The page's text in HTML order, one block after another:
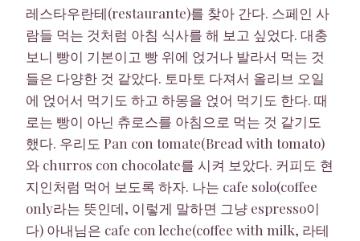
레스타우란테(restaurante)를 찾아 간다. 스페인 사
람들 먹는 것처럼 아침 식사를 해 보고 싶었다. 대충
보니 빵이 기본이고 빵 위에 얹거나 발라서 먹는 것
들은 다양한 것 같았다. 토마토 다져서 올리브 오일
에 얹어서 먹기도 하고 하몽을 얹어 먹기도 한다. 때
로는 빵이 아닌 츄로스를 아침으로 먹는 것 같기도
했다. 우리도 Pan con tomate(Bread with tomato)
와 churros con chocolate를 시켜 보았다. 커피도 현
지인처럼 먹어 보도록 하자. 나는 cafe solo(coffee
only라는 뜻인데, 이렇게 말하면 그냥 espresso이
다) 아내님은 cafe con leche(coffee with milk, 라테